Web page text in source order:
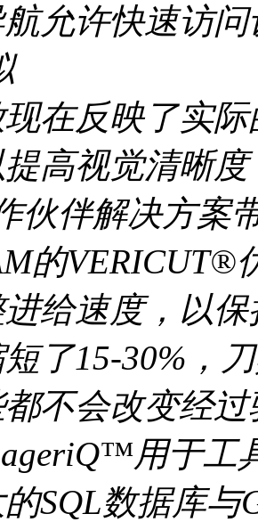
允许快速访
在反映了实
高视觉清晰度
伙伴解决方案
的
给速度，以
了15-30%，
不会改变经
用于
SQL数据库